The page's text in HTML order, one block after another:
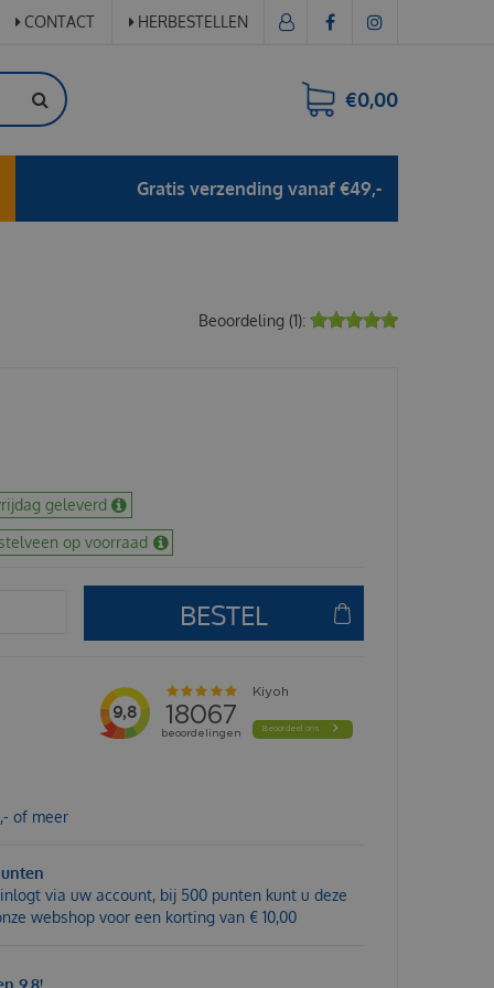
CONTACT HERBESTELLEN
€0,00
Gratis verzending vanaf €49,-
geleverd
op voorraad
of meer
via uw account, bij 500 punten kunt u deze
webshop voor een korting van € 10,00
9,8!
Beoordeling (1):